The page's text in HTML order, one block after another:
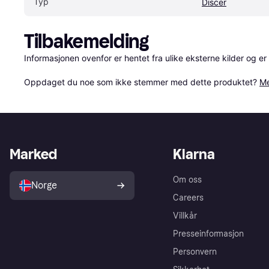
Discer
Tilbakemelding
Informasjonen ovenfor er hentet fra ulike eksterne kilder og
Oppdaget du noe som ikke stemmer med dette produktet?
Klarna
Om oss
Careers
Villkår
Presseinformasjon
Personvern
Marked
Norge